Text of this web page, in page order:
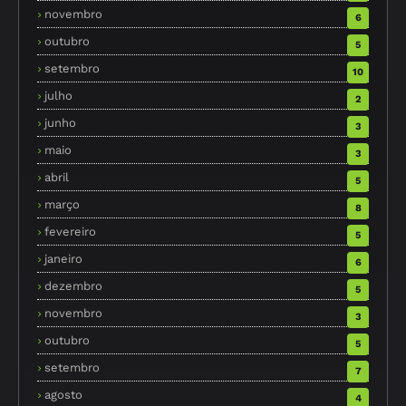
novembro 6
outubro 5
setembro 10
julho 2
junho 3
maio 3
abril 5
março 8
fevereiro 5
janeiro 6
dezembro 5
novembro 3
outubro 5
setembro 7
agosto 4